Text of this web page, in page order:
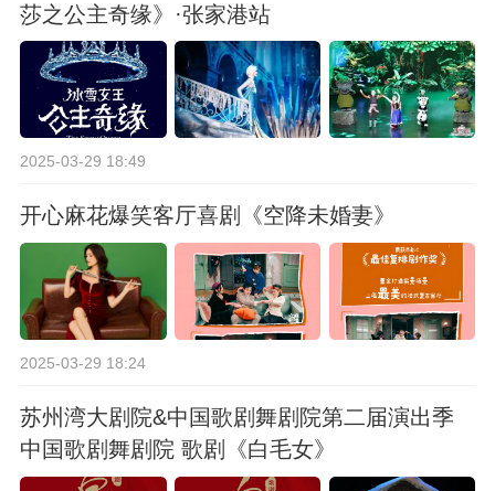
莎之公主奇缘》·张家港站
2025-03-29 18:49
开心麻花爆笑客厅喜剧《空降未婚妻》
2025-03-29 18:24
苏州湾大剧院&中国歌剧舞剧院第二届演出季
中国歌剧舞剧院 歌剧《白毛女》